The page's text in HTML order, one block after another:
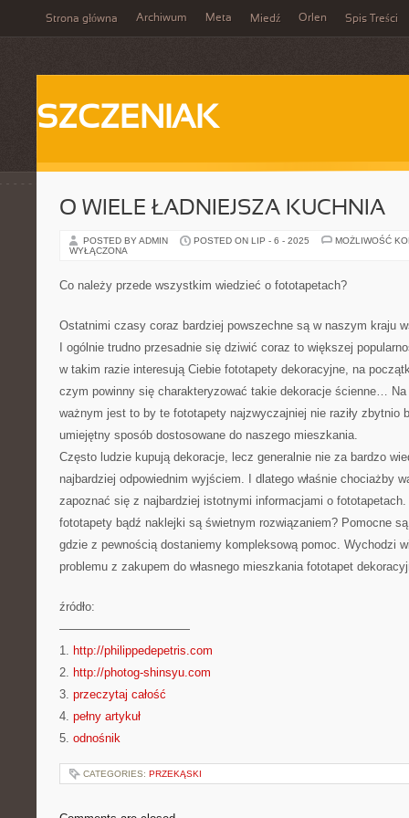
Strona główna Archiwum Meta Miedź Orlen Spis Treści
SZCZENIAK
O WIELE ŁADNIEJSZA KUCHNIA
POSTED BY ADMIN POSTED ON LIP - 6 - 2025
MOŻLIWOŚĆ
WYŁĄCZONA
Co należy przede wszystkim wiedzieć o fototapetach?
Ostatnimi czasy coraz bardziej powszechne są w naszym kraju
I ogólnie trudno przesadnie się dziwić coraz to większej
w takim razie interesują Ciebie fototapety dekoracyjne, na
czym powinny się charakteryzować takie dekoracje ścienne…
ważnym jest to by te fototapety najzwyczajniej nie raziły zbytnio
umiejętny sposób dostosowane do naszego mieszkania.
Często ludzie kupują dekoracje, lecz generalnie nie za bardzo
najbardziej odpowiednim wyjściem. I dlatego właśnie chociażby
zapoznać się z najbardziej istotnymi informacjami o
fototapety bądź naklejki są świetnym rozwiązaniem? Pomocne
gdzie z pewnością dostaniemy kompleksową pomoc. Wychodzi
problemu z zakupem do własnego mieszkania fototapet
źródło:
———————————
1. http://philippedepetris.com
2. http://photog-shinsyu.com
3. przeczytaj całość
4. pełny artykuł
5. odnośnik
CATEGORIES: PRZEKĄSKI